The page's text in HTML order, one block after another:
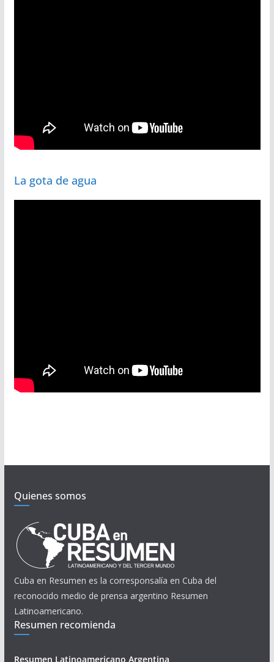
La gota de agua
Quienes somos
Cuba en Resumen es la corresponsalía en Cuba del
reconocido medio de prensa argentino Resumen
Latinoamericano.
Resumen recomienda
Resumen Latinoamericano Argentina